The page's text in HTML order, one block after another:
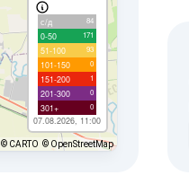
с/д 84
0-50 171
51-100 93
101-150 0
151-200 1
201-300 0
301+ 0
07.08.2026, 11:00
© CARTO © OpenStreetMap